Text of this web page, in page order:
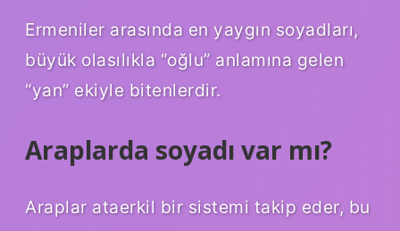
Ermeniler arasında en yaygın soyadları,
büyük olasılıkla “oğlu” anlamına gelen
“yan” ekiyle bitenlerdir.
Araplarda soyadı var mı?
Araplar ataerkil bir sistemi takip eder, bu